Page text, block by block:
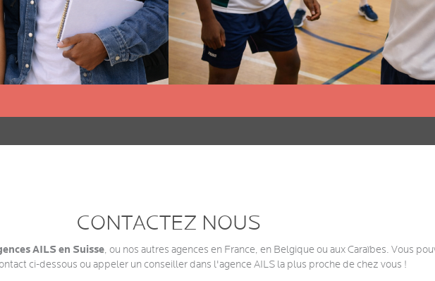
CONTACTEZ NOUS
AILS en Suisse, ou nos autres agences en France, en Belgique ou aux Caraïbes. Vous
ci-dessous ou appeler un conseiller dans l'agence AILS la plus proche de chez vous !